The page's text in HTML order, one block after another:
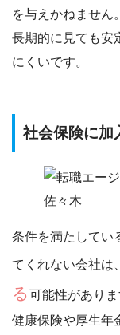
を与えかねません。
長期的に見ても安
にくいです。
社会保険に加
佐々木
条件を満たしてい
てくれない会社は、
る可能性がありま
健康保険や厚生年